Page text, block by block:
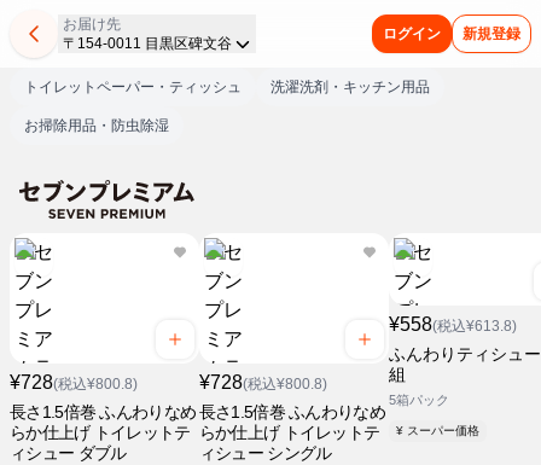
お届け先
〒154-0011 目黒区碑文谷
ログイン 新規登録
トイレットペーパー・ティッシュ 洗濯洗剤・キッチン用品
お掃除用品・防虫除湿
¥728(税込¥800.8)
長さ1.5倍巻 ふんわりなめ
らか仕上げ トイレットテ
ィシュー ダブル
¥728(税込¥800.8)
長さ1.5倍巻 ふんわりなめ
らか仕上げ トイレットテ
ィシュー シングル
¥558(税込¥613.8)
ふんわりティシュ
組
5箱パック
¥ スーパー価格